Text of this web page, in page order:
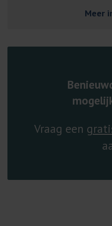
Meer
Vraag een